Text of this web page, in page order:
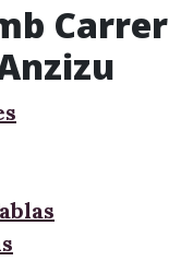
Carrer